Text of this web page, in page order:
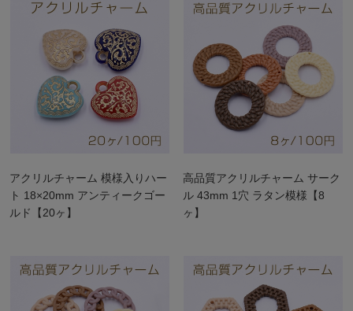
アクリルチャーム 模様入りハー
ト 18×20mm アンティークゴー
ルド【20ヶ】
高品質アクリルチャーム サーク
ル 43mm 1穴 ラタン模様【8
ヶ】